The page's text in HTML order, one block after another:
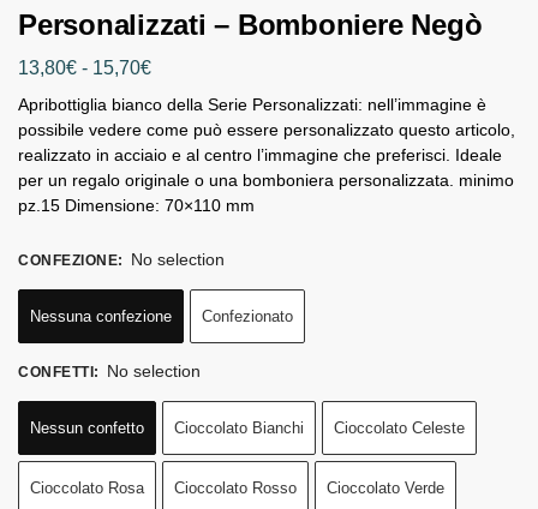
Personalizzati – Bomboniere Negò
13,80€ - 15,70€
Apribottiglia bianco della Serie Personalizzati: nell’immagine è
possibile vedere come può essere personalizzato questo articolo,
realizzato in acciaio e al centro l’immagine che preferisci. Ideale
per un regalo originale o una bomboniera personalizzata. minimo
pz.15 Dimensione: 70×110 mm
CONFEZIONE: No selection
Nessuna confezione Confezionato
CONFETTI: No selection
Nessun confetto Cioccolato Bianchi Cioccolato Celeste
Cioccolato Rosa Cioccolato Rosso Cioccolato Verde